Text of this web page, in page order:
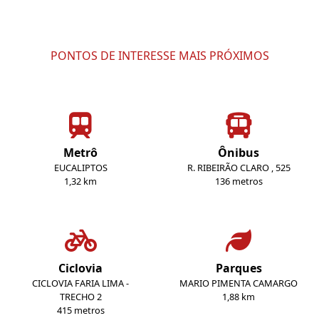
PONTOS DE INTERESSE MAIS PRÓXIMOS
Metrô
EUCALIPTOS
1,32 km
Ônibus
R. RIBEIRÃO CLARO , 525
136 metros
Ciclovia
CICLOVIA FARIA LIMA -
TRECHO 2
415 metros
Parques
MARIO PIMENTA CAMARGO
1,88 km